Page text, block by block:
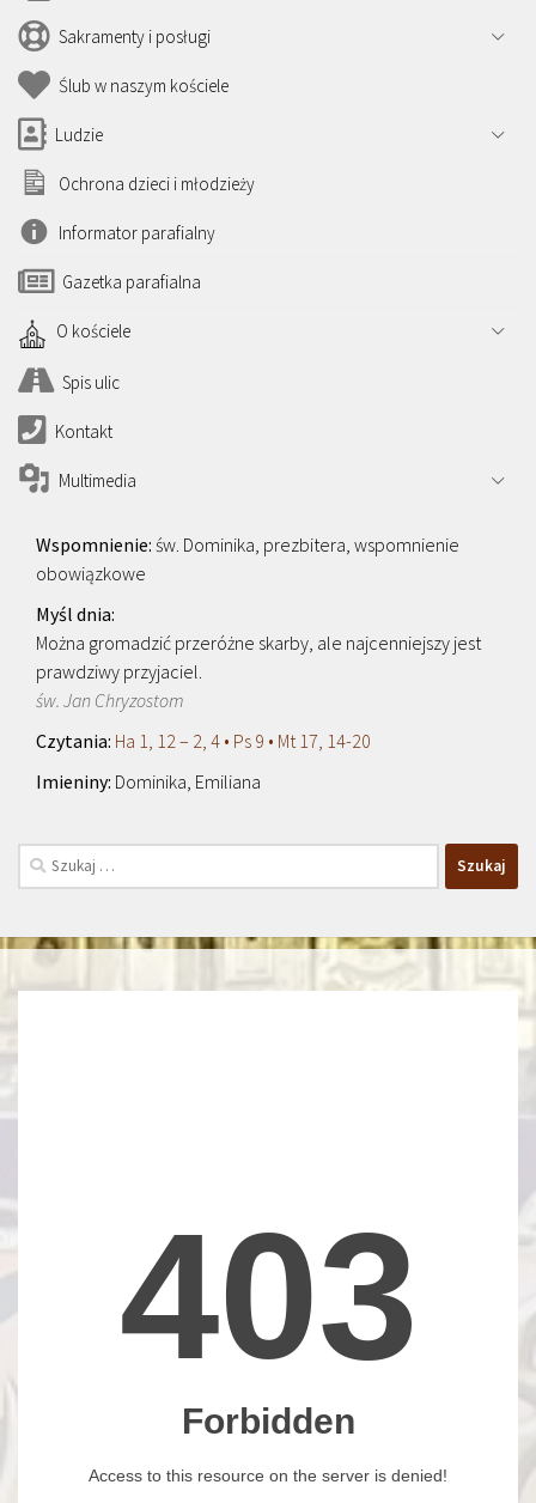
Sakramenty i posługi
Ślub w naszym kościele
Ludzie
Ochrona dzieci i młodzieży
Informator parafialny
Gazetka parafialna
O kościele
Spis ulic
Kontakt
Multimedia
św. Dominika, prezbitera, wspomnienie
obowiązkowe
Można gromadzić przeróżne skarby, ale najcenniejszy jest
prawdziwy przyjaciel.
św. Jan Chryzostom
Ha 1, 12 – 2, 4 • Ps 9 • Mt 17, 14-20
Dominika, Emiliana
Szukaj: